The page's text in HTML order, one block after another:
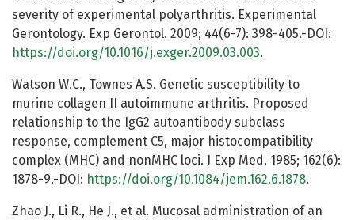
severity of experimental polyarthritis. Experimental
Gerontology. Exp Gerontol. 2009; 44(6-7): 398-405.-DOI:
https://doi.org/10.1016/j.exger.2009.03.003.
Watson W.C., Townes A.S. Genetic susceptibility to
murine collagen II autoimmune arthritis. Proposed
relationship to the IgG2 autoantibody subclass
response, complement C5, major histocompatibility
complex (MHC) and nonMHC loci. J Exp Med. 1985; 162(6):
1878-9.-DOI: https://doi.org/10.1084/jem.162.6.1878.
Zhao J., Li R., He J., et al. Mucosal administration of an